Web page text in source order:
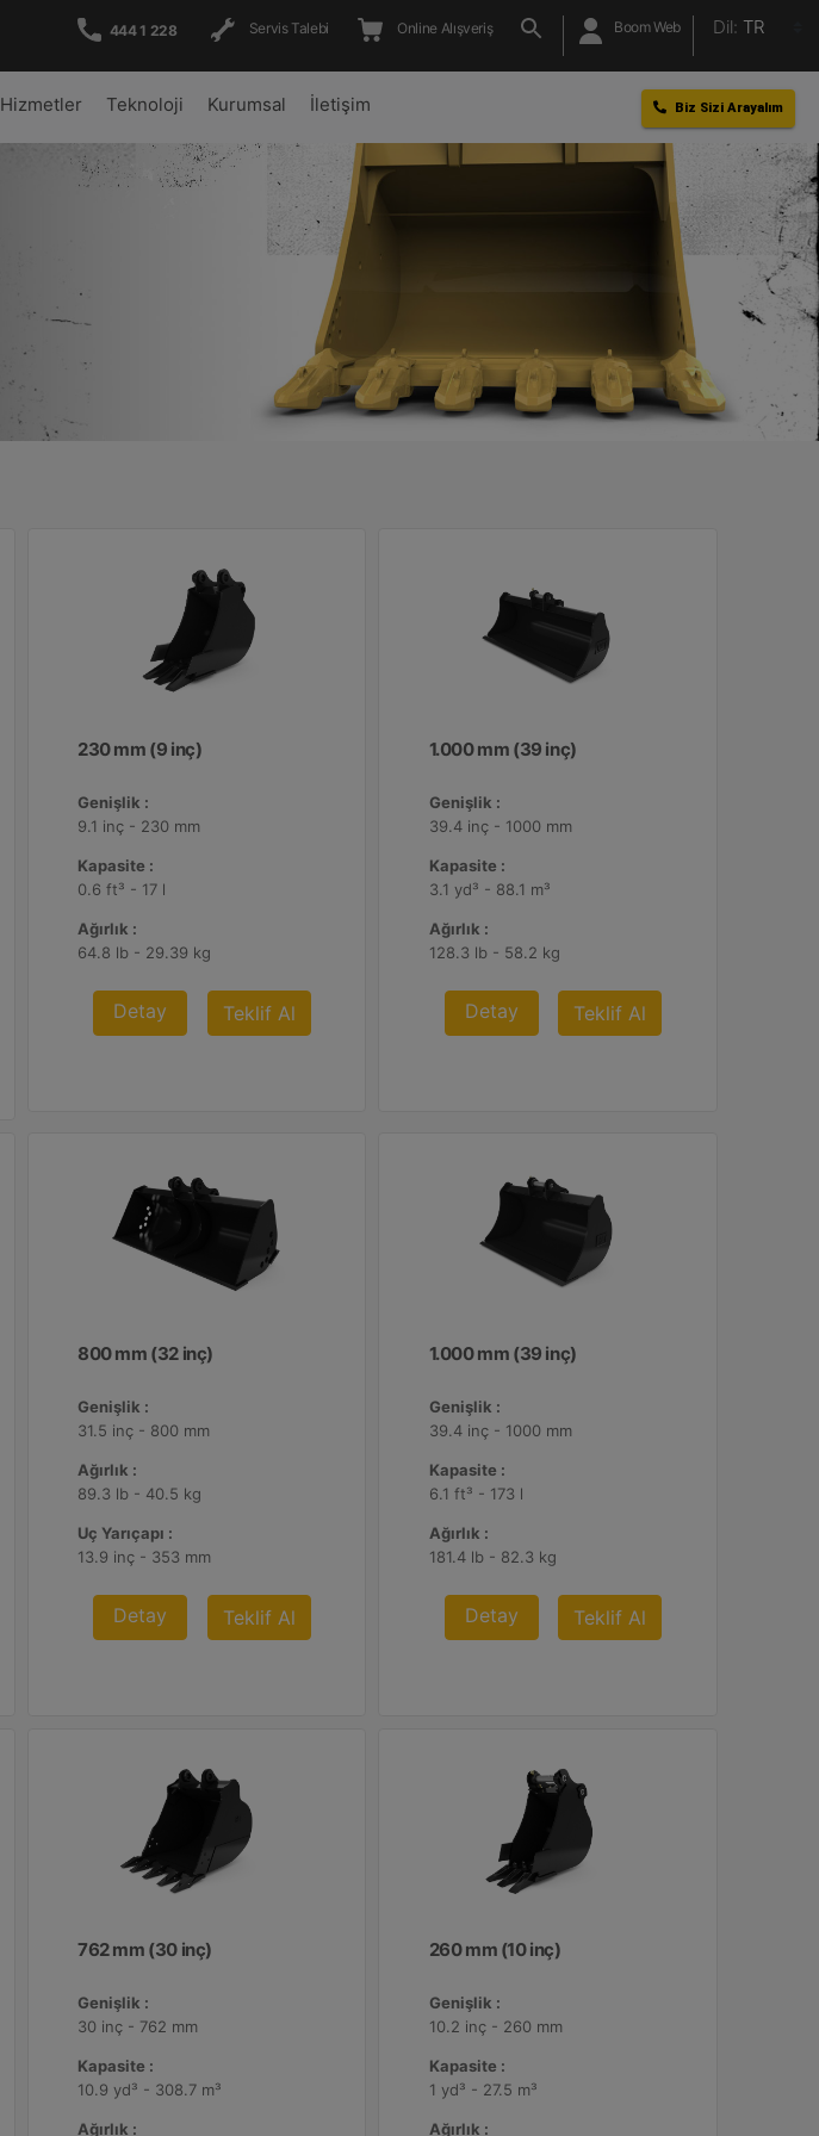
444 1 228 Servis Talebi Online Alışveriş Boom Web Dil: TR
Hizmetler Teknoloji Kurumsal İletişim Biz Sizi Arayalım
230 mm (9 inç)
Genişlik :
9.1 inç - 230 mm
Kapasite :
0.6 ft³ - 17 l
Ağırlık :
64.8 lb - 29.39 kg
Detay Teklif Al
1.000 mm (39 inç)
Genişlik :
39.4 inç - 1000 mm
Kapasite :
3.1 yd³ - 88.1 m³
Ağırlık :
128.3 lb - 58.2 kg
Detay Teklif Al
800 mm (32 inç)
Genişlik :
31.5 inç - 800 mm
Ağırlık :
89.3 lb - 40.5 kg
Uç Yarıçapı :
13.9 inç - 353 mm
Detay Teklif Al
1.000 mm (39 inç)
Genişlik :
39.4 inç - 1000 mm
Kapasite :
6.1 ft³ - 173 l
Ağırlık :
181.4 lb - 82.3 kg
Detay Teklif Al
762 mm (30 inç)
Genişlik :
30 inç - 762 mm
Kapasite :
10.9 yd³ - 308.7 m³
Ağırlık :
260 mm (10 inç)
Genişlik :
10.2 inç - 260 mm
Kapasite :
1 yd³ - 27.5 m³
Ağırlık :